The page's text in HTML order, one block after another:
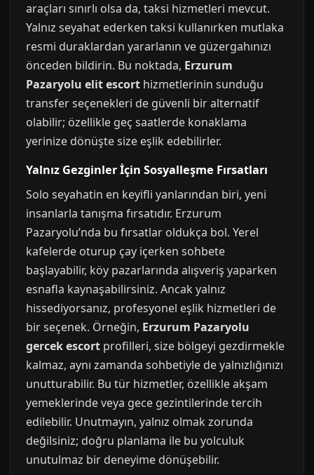
araçları sınırlı olsa da, taksi hizmetleri mevcut.
Yalnız seyahat ederken taksi kullanırken mutlaka
resmi duraklardan yararlanın ve güzergahınızı
önceden bildirin. Bu noktada, Erzurum
Pazaryolu elit escort hizmetlerinin sunduğu
transfer seçenekleri de güvenli bir alternatif
olabilir; özellikle geç saatlerde konaklama
yerinize dönüşte size eşlik edebilirler.
Yalnız Gezginler İçin Sosyalleşme Fırsatları
Solo seyahatin en keyifli yanlarından biri, yeni
insanlarla tanışma fırsatıdır. Erzurum
Pazaryolu’nda bu fırsatlar oldukça bol. Yerel
kafelerde oturup çay içerken sohbete
başlayabilir, köy pazarlarında alışveriş yaparken
esnafla kaynaşabilirsiniz. Ancak yalnız
hissediyorsanız, profesyonel eşlik hizmetleri de
bir seçenek. Örneğin, Erzurum Pazaryolu
gercek escort profilleri, size bölgeyi gezdirmekle
kalmaz, aynı zamanda sohbetiyle de yalnızlığınızı
unutturabilir. Bu tür hizmetler, özellikle akşam
yemeklerinde veya gece gezintilerinde tercih
edilebilir. Unutmayın, yalnız olmak zorunda
değilsiniz; doğru planlama ile bu yolculuk
unutulmaz bir deneyime dönüşebilir.